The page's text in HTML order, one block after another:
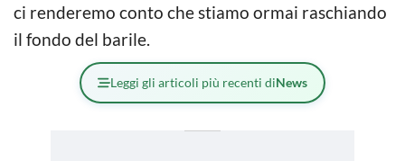
ci renderemo conto che stiamo ormai raschiando
il fondo del barile.
Leggi gli articoli più recenti diNews